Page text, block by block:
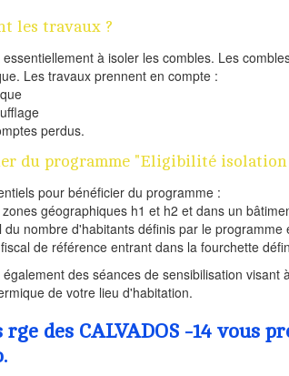
les travaux ?
à isoler les combles. Les
Les travaux prennent en compte :
perdus.
du programme "Eligibilité isolation
pour bénéficier du programme :
géographiques h1 et h2 et dans un
du nombre d'habitants définis par le programme
de référence entrant dans la fourchette
des séances de sensibilisation
de votre lieu d'habitation.
des CALVADOS -14 vous